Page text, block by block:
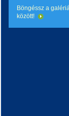
Böngéssz a
között!